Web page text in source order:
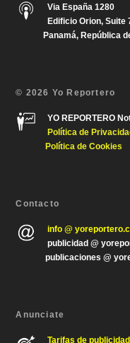
Via España 1280
Edificio Orion, Suite
Panamá, República de
© 2026 Yo Reportero
YO REPORTERO
Política de Privacida
Política de Cookies
Contacto
info @
publicidad @
publicaciones @
Anunciate
Tarifas de publicidad